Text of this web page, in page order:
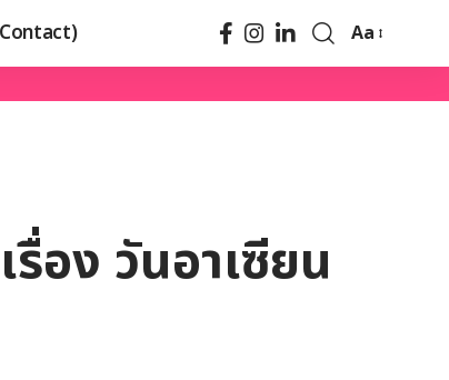
Aa
อง วันอาเซียน